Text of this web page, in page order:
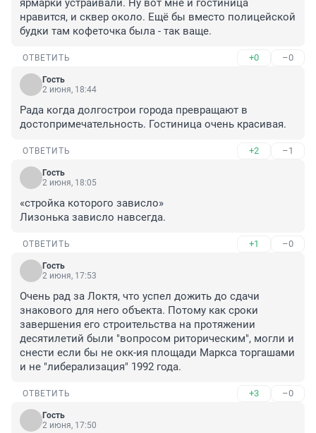
ярмарки устраивали. Ну вот мне и гостиница
нравится, и сквер около. Ещё бы вместо полицейской
будки там кофеточка была - так ваще.
ОТВЕТИТЬ +0 –0
Гость
2 июня, 18:44
Рада когда долгострои города превращают в
достопримечательность. Гостиница очень красивая.
ОТВЕТИТЬ +2 –1
Гость
2 июня, 18:05
«стройка которого зависло»
Лизонька зависло навсегда.
ОТВЕТИТЬ +1 –0
Гость
2 июня, 17:53
Очень рад за Локтя, что успел дожить до сдачи
знакового для него объекта. Потому как сроки
завершения его строительства на протяжении
десятилетий были "вопросом риторическим", могли и
снести если бы не окк-ия площади Маркса торгашами
и не "либерализация" 1992 года.
ОТВЕТИТЬ +3 –0
Гость
2 июня, 17:50